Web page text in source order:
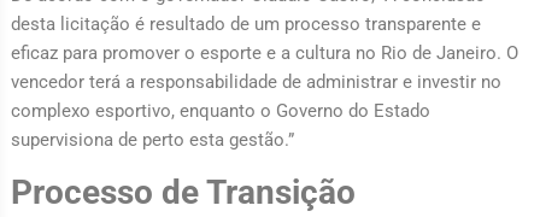
desta licitação é resultado de um processo transparente e
eficaz para promover o esporte e a cultura no Rio de Janeiro. O
vencedor terá a responsabilidade de administrar e investir no
complexo esportivo, enquanto o Governo do Estado
supervisiona de perto esta gestão.”
Processo de Transição